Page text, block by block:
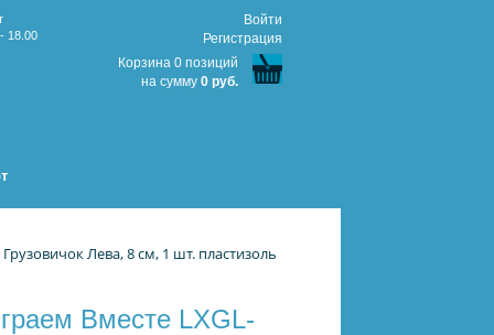
18.00
Войти
Регистрация
Корзина 0 позиций
на сумму 0 руб.
Лева, 8 см, 1 шт. пластизоль
Вместе LXGL-